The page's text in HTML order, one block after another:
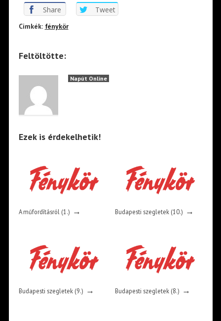
Share Tweet
Cimkék: fénykör
Feltöltötte:
Napút Online
Ezek is érdekelhetik!
A műfordításról (1.) → Budapesti szegletek (10.) →
Budapesti szegletek (9.) → Budapesti szegletek (8.) →